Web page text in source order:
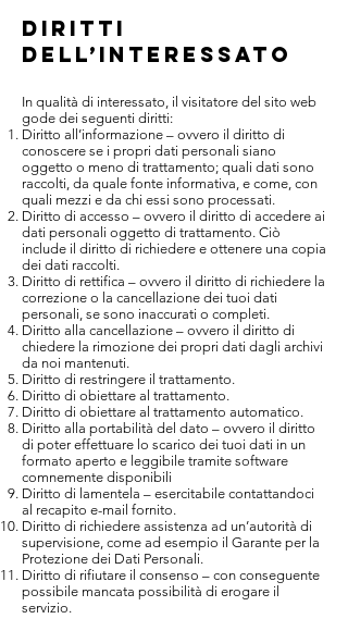
DIRITTI
DELL’INTERESSATO
In qualità di interessato, il visitatore del sito web
gode dei seguenti diritti:
Diritto all’informazione – ovvero il diritto di
conoscere se i propri dati personali siano
oggetto o meno di trattamento; quali dati sono
raccolti, da quale fonte informativa, e come, con
quali mezzi e da chi essi sono processati.
Diritto di accesso – ovvero il diritto di accedere ai
dati personali oggetto di trattamento. Ciò
include il diritto di richiedere e ottenere una copia
dei dati raccolti.
Diritto di rettifica – ovvero il diritto di richiedere la
correzione o la cancellazione dei tuoi dati
personali, se sono inaccurati o completi.
Diritto alla cancellazione – ovvero il diritto di
chiedere la rimozione dei propri dati dagli archivi
da noi mantenuti.
Diritto di restringere il trattamento.
Diritto di obiettare al trattamento.
Diritto di obiettare al trattamento automatico.
Diritto alla portabilità del dato – ovvero il diritto
di poter effettuare lo scarico dei tuoi dati in un
formato aperto e leggibile tramite software
comnemente disponibili
Diritto di lamentela – esercitabile contattandoci
al recapito e-mail fornito.
Diritto di richiedere assistenza ad un’autorità di
supervisione, come ad esempio il Garante per la
Protezione dei Dati Personali.
Diritto di rifiutare il consenso – con conseguente
possibile mancata possibilità di erogare il
servizio.